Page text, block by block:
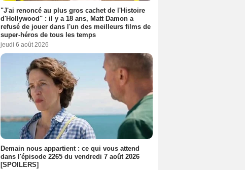
"J'ai renoncé au plus gros cachet de l'Histoire
d'Hollywood" : il y a 18 ans, Matt Damon a
refusé de jouer dans l'un des meilleurs films de
super-héros de tous les temps
jeudi 6 août 2026
Demain nous appartient : ce qui vous attend
dans l'épisode 2265 du vendredi 7 août 2026
[SPOILERS]